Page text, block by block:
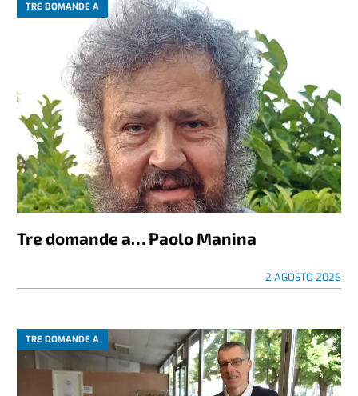
TRE DOMANDE A
Tre domande a… Paolo Manina
2 AGOSTO 2026
TRE DOMANDE A